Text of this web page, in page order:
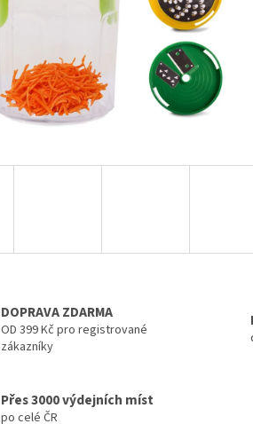
DOPRAVA ZDARMA
OD 399 Kč pro registrované
zákazníky
Přes 3000 výdejních míst
po celé ČR